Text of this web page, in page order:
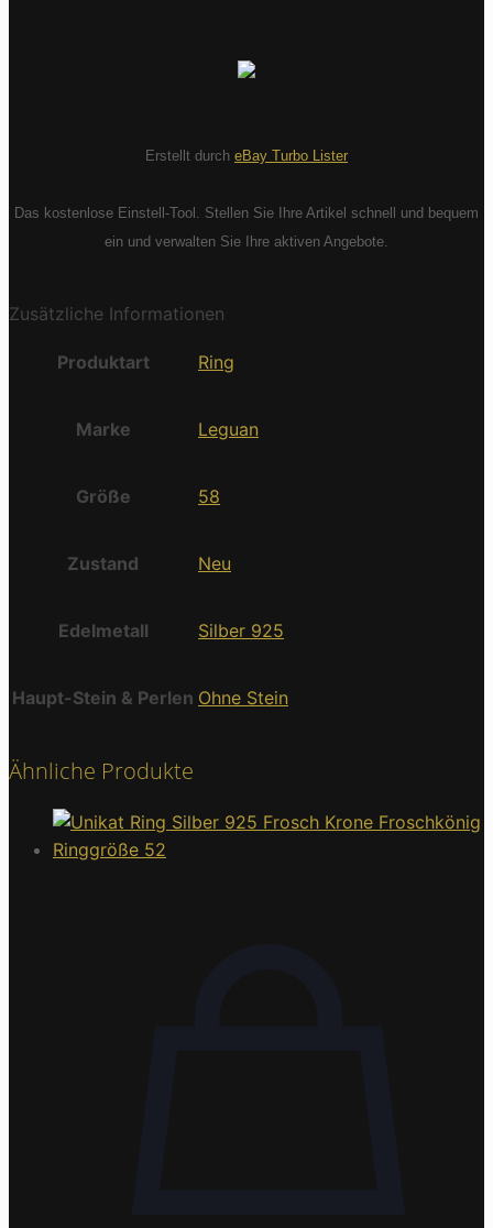
Erstellt durch eBay Turbo Lister
Das kostenlose Einstell-Tool. Stellen Sie Ihre Artikel schnell und bequem
ein und verwalten Sie Ihre aktiven Angebote.
Zusätzliche Informationen
Produktart Ring
Marke Leguan
Größe 58
Zustand Neu
Edelmetall Silber 925
Haupt-Stein & Perlen Ohne Stein
Ähnliche Produkte